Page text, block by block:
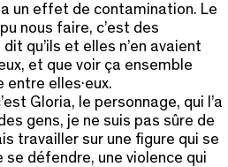
un effet de contamination. Le
nous faire, c’est des
qu’ils et elles n’en avaient
et que voir ça ensemble
elles·eux.
Gloria, le personnage, qui l’a
gens, je ne suis pas sûre de
travailler sur une figure qui se
se défendre, une violence qui